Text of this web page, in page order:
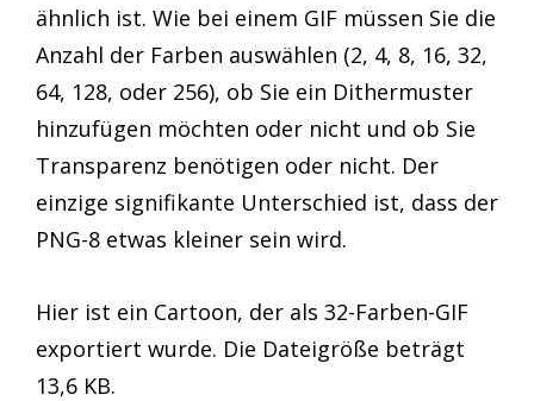
ähnlich ist. Wie bei einem GIF müssen Sie die
Anzahl der Farben auswählen (2, 4, 8, 16, 32,
64, 128, oder 256), ob Sie ein Dithermuster
hinzufügen möchten oder nicht und ob Sie
Transparenz benötigen oder nicht. Der
einzige signifikante Unterschied ist, dass der
PNG-8 etwas kleiner sein wird.
Hier ist ein Cartoon, der als 32-Farben-GIF
exportiert wurde. Die Dateigröße beträgt
13,6 KB.